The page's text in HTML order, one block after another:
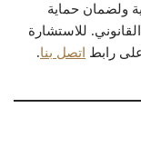
ولضمان حماية
للاستشارة
على رابط اتصل بنا.